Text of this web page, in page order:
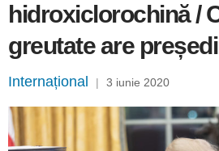
hidroxiclorochină /
greutate are
Internațional | 3 iunie 2020